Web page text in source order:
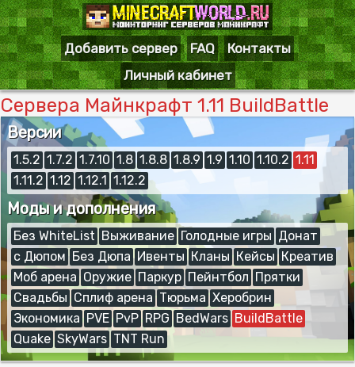
Добавить сервер FAQ
Контакты
Личный кабинет
Сервера Майнкрафт 1.11 BuildBattle
Версии
1.5.2 1.7.2 1.7.10 1.8 1.8.8 1.8.9 1.9 1.10 1.10.2 1.11
1.11.2 1.12 1.12.1 1.12.2
Моды и дополнения
Без WhiteList Выживание Голодные игры Донат
с Дюпом Без Дюпа Ивенты Кланы Кейсы Креатив
Моб арена Оружие Паркур Пейнтбол Прятки
Свадьбы Сплиф арена Тюрьма Херобрин
Экономика PVE PvP RPG BedWars BuildBattle
Quake SkyWars TNT Run